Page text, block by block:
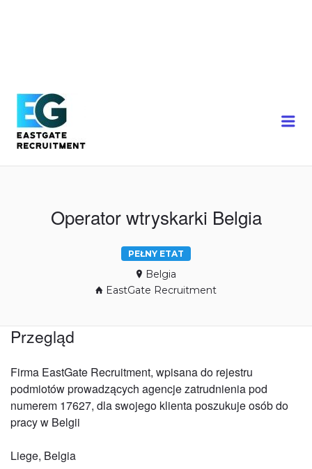
Operator wtryskarki Belgia
PEŁNY ETAT
Belgia
EastGate Recruitment
Przegląd
Firma EastGate Recruitment, wpisana do rejestru
podmiotów prowadzących agencje zatrudnienia pod
numerem 17627, dla swojego klienta poszukuje osób do
pracy w Belgii
Liege, Belgia